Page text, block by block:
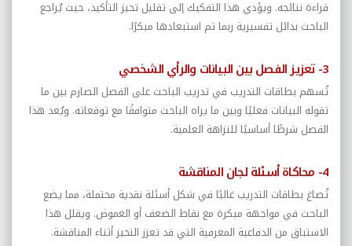
قراءة نتائجه. ويؤدي هذا التفكيك إلى تقليل تحيز التأكيد، حيث يُراجع
الباحث بدائل تفسيرية ربما تم استبعادها مبكرًا.
3- تعزيز الفصل بين البيانات والرأي الشخصي
تُسهم بطاقات التدريب في تدريب الباحث على الفصل الصارم بين ما
تقوله البيانات فعليًا وبين ما يراه الباحث متوافقًا مع توقعاته. ويُعد هذا
الفصل شرطًا أساسيًا للنزاهة العلمية.
4- محاكاة أسئلة لجان المناقشة
تُصاغ بطاقات التدريب غالبًا في شكل أسئلة نقدية محتملة، مما يضع
الباحث في مواجهة مبكرة مع نقاط الضعف أو الغموض. ويقلل هذا
الاستباق من الدفاعية المعرفية التي قد تعزز التحيز أثناء المناقشة.